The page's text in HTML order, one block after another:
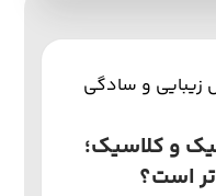
و کلاسیک؛
است؟